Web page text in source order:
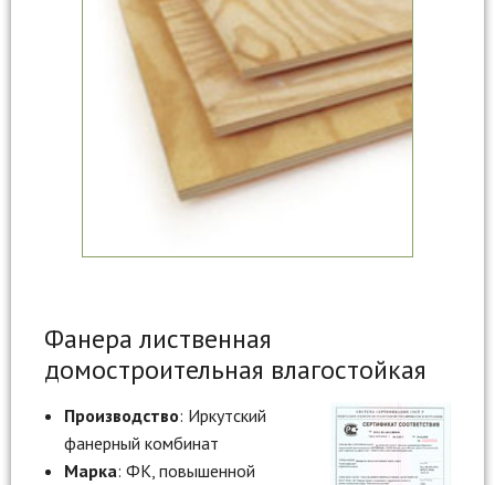
Фанера лиственная
домостроительная влагостойкая
Производство: Иркутский
фанерный комбинат
Марка: ФК, повышенной